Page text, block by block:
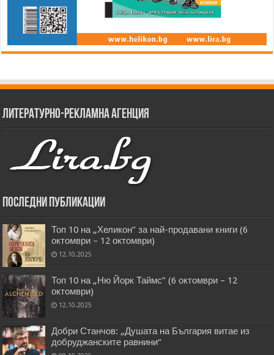
Литературно-рекламна агенция
Последни публикации
Топ 10 на „Хеликон” за най-продавани книги (6
октомври – 12 октомври)
12.10.2025
Топ 10 на „Ню Йорк Таймс” (6 октомври – 12
октомври)
12.10.2025
Добри Станчов: „Душата на България витае из
добруджанските равнини“